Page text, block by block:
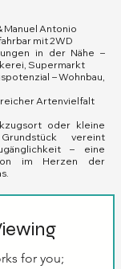
Manuel Antonio
mit 2WD
in der Nähe –
Supermarkt
– Wohnbau,
reicher Artenvielfalt
oder kleine
vereint
– eine
im Herzen der
for you;